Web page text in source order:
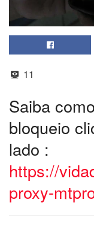
11
Saiba
bloqueio
lado :
https://
proxy-